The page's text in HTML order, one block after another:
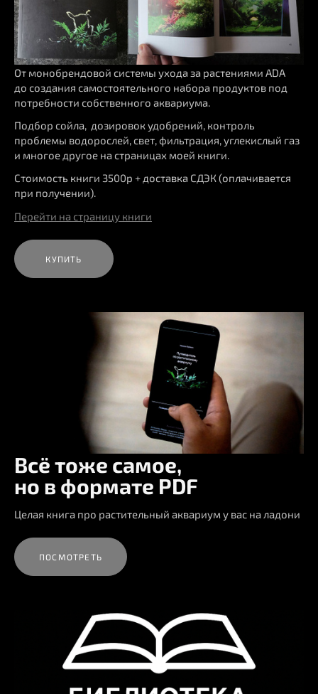
От монобрендовой системы ухода за растениями ADA
до создания самостоятельного набора продуктов под
потребности собственного аквариума.
Подбор сойла, дозировок удобрений, контроль
проблемы водорослей, свет, фильтрация, углекислый газ
и многое другое на страницах моей книги.
Стоимость книги 3500р + доставка СДЭК (оплачивается
при получении).
Перейти на страницу книги
КУПИТЬ
Всё тоже самое,
но в формате PDF
Целая книга про растительный аквариум у вас на ладони
ПОСМОТРЕТЬ